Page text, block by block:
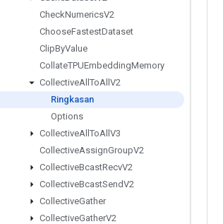
CheckNumericsV2
ChooseFastestDataset
ClipByValue
CollateTPUEmbeddingMemory
CollectiveAll ToAll V2
Ringkasan
Options
CollectiveAll ToAll V3
CollectiveAssignGroupV2
CollectiveBcastRecvV2
CollectiveBcastSendV2
CollectiveGather
CollectiveGatherV2